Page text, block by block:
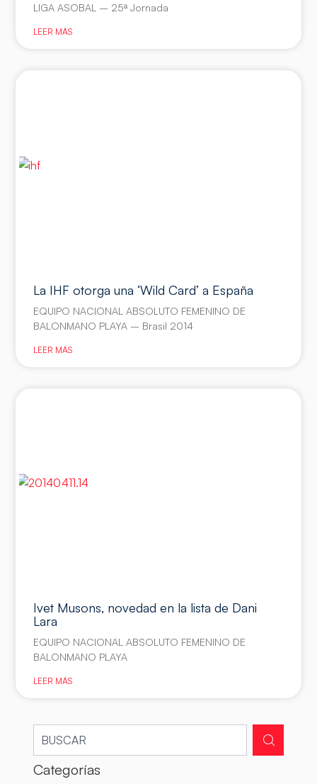
LIGA ASOBAL – 25ª Jornada
LEER MÁS
La IHF otorga una ‘Wild Card’ a España
EQUIPO NACIONAL ABSOLUTO FEMENINO DE
BALONMANO PLAYA – Brasil 2014
LEER MÁS
Ivet Musons, novedad en la lista de Dani
Lara
EQUIPO NACIONAL ABSOLUTO FEMENINO DE
BALONMANO PLAYA
LEER MÁS
Categorías